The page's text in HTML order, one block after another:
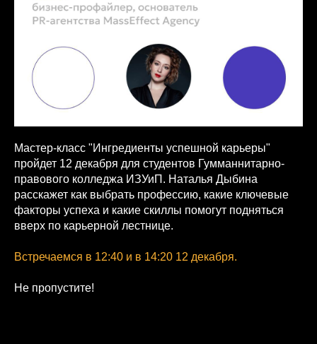
Мастер-класс "Ингредиенты успешной карьеры"
пройдет 12 декабря для студентов Гумманнитарно-
правового колледжа ИЗУиП. Наталья Дыбина
расскажет как выбрать профессию, какие ключевые
факторы успеха и какие скиллы помогут подняться
вверх по карьерной лестнице.
Встречаемся в 12:40 и в 14:20 12 декабря.
Не пропустите!